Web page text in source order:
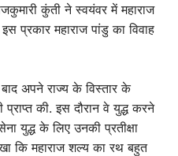
कुंती ने स्वयंवर में महाराज
प्रकार महाराज पांडु का विवाह
अपने राज्य के विस्तार के
की. इस दौरान वे युद्ध करने
युद्ध के लिए उनकी प्रतीक्षा
कि महाराज शल्य का रथ बहुत